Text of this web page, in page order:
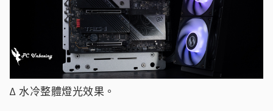
∆ 水冷整體燈光效果。